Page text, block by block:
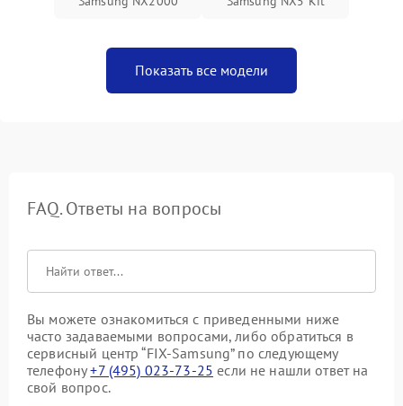
Показать все модели
FAQ. Ответы на вопросы
Вы можете ознакомиться с приведенными ниже
часто задаваемыми вопросами, либо обратиться в
сервисный центр “FIX-Samsung” по следующему
телефону+7 (495) 023-73-25 если не нашли ответ на
свой вопрос.